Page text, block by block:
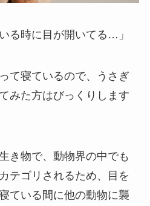
る時に目が開いてる…」
て寝ているので、うさぎ
みた方はびっくりします
き物で、 動物界の中でも
テゴリされるため、目を
ている間に他の動物に襲